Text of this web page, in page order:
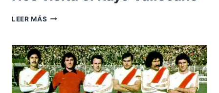
LEER MÁS NOS
RAYO
VALLECANO